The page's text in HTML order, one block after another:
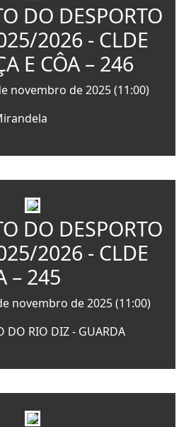
DO DESPORTO
2026 - CLDE
E CÔA – 246
novembro de 2025 (11:00)
DO DESPORTO
2026 - CLDE
– 245
novembro de 2025 (11:00)
DO RIO DIZ - GUARDA